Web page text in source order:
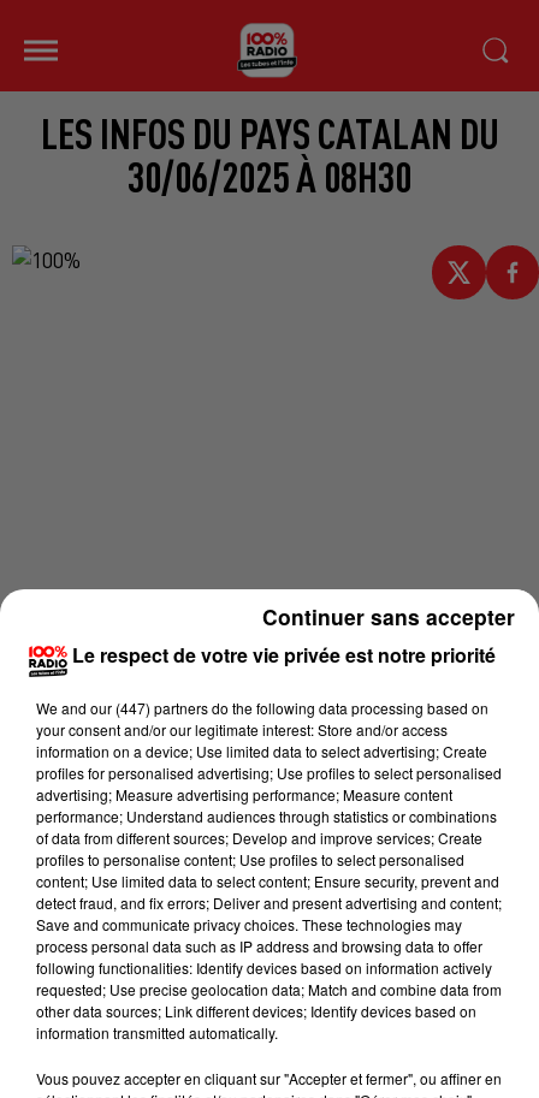
LES INFOS DU PAYS CATALAN DU
30/06/2025 À 08H30
Lecture (4 min 16 sec)
100%
100% Radio les infos du Pays Catalan
30 juin 2025 - 4 min 16 sec
Le respect de votre vie privée est notre priorité
We and our (447) partnersdo the following data processing based on
your consent and/or our legitimate interest: Store and/or access
information on a device; Use limited data to select advertising; Create
profiles for personalised advertising; Use profiles to select personalised
advertising; Measure advertising performance; Measure content
performance; Understand audiences through statistics or combinations
of data from different sources; Develop and improve services; Create
profiles to personalise content; Use profiles to select personalised
content; Use limited data to select content; Ensure security, prevent and
detect fraud, and fix errors; Deliver and present advertising and content;
Save and communicate privacy choices. These technologies may
process personal data such as IP address and browsing data to offer
following functionalities: Identify devices based on information actively
requested; Use precise geolocation data; Match and combine data from
other data sources; Link different devices; Identify devices based on
information transmitted automatically.
Vous pouvez accepter en cliquant sur "Accepter et fermer", ou affiner en
Continuer sans accepter